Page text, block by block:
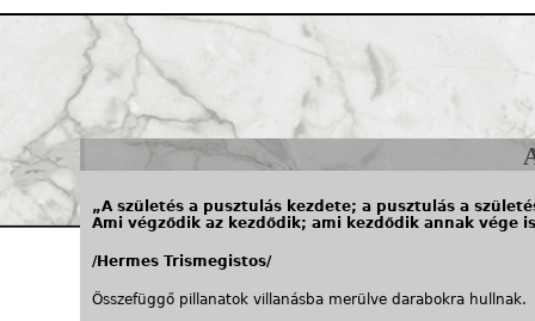
Jump to navigation
„A születés a pusztulás kezdete; a pusztulás a
Ami végződik az kezdődik; ami kezdődik annak vége
/Hermes Trismegistos/
Összefüggő pillanatok villanásba merülve darabokra hullnak.